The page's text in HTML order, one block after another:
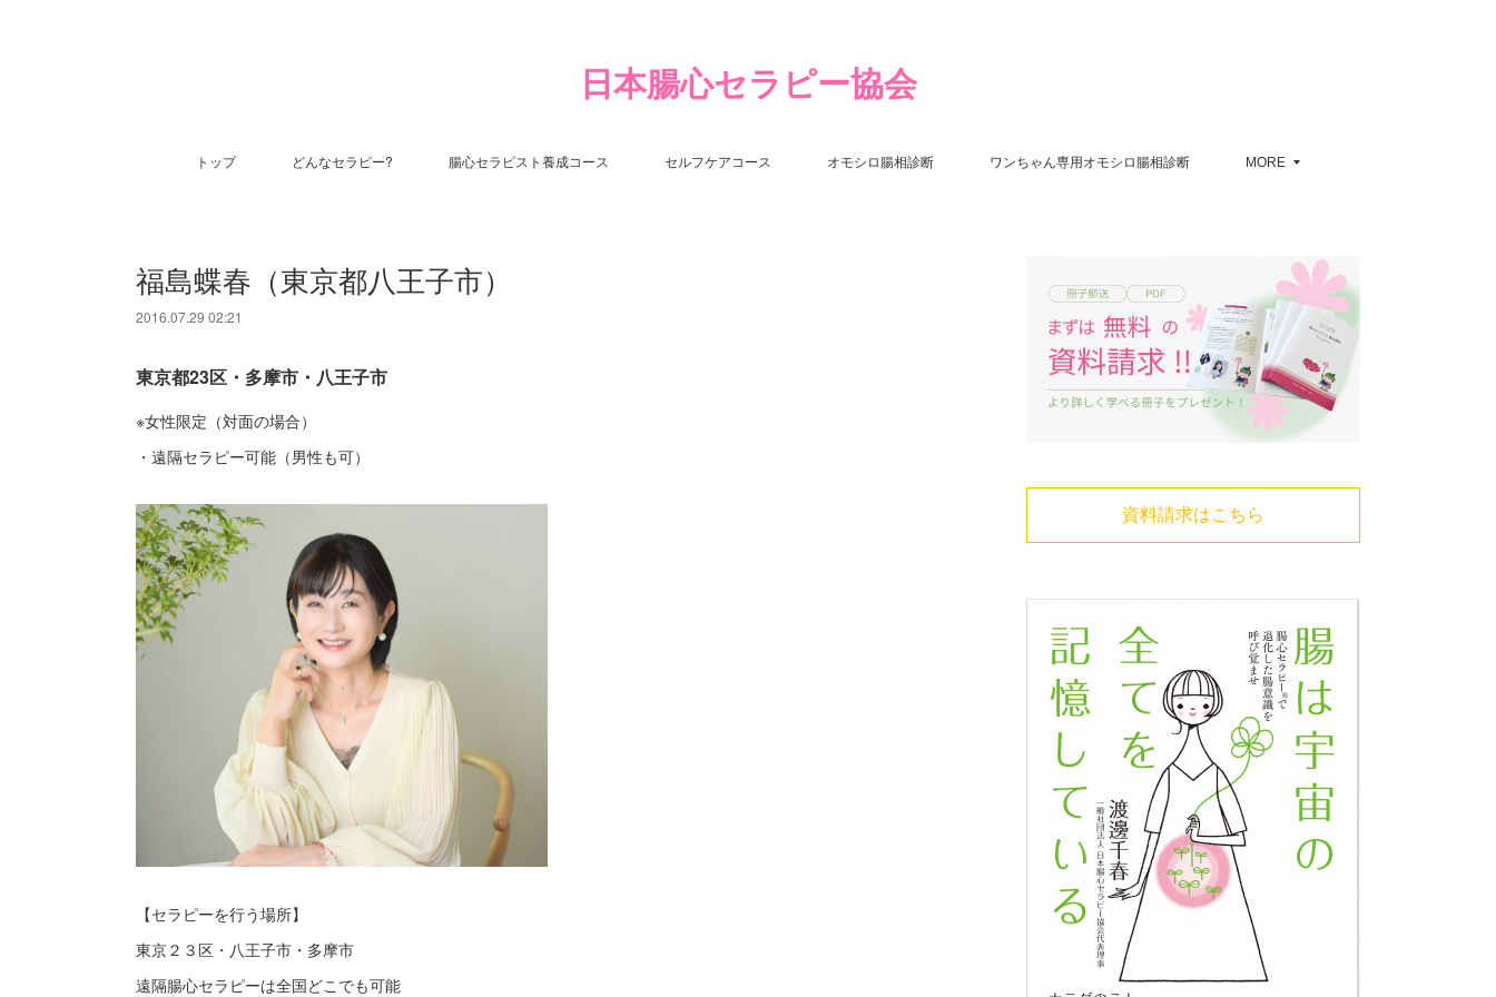
日本腸心セラピー協会
トップ どんなセラピー? 腸心セラピスト養成コース セルフケアコース オモシロ腸相診断 ワンちゃん専用オモシロ腸相診断 MORE
福島蝶春（東京都八王子市）
2016.07.29 02:21
東京都23区・多摩市・八王子市
※女性限定（対面の場合）
・遠隔セラピー可能（男性も可）
【セラピーを行う場所】
東京２３区・八王子市・多摩市
遠隔腸心セラピーは全国どこでも可能
資料請求はこちら